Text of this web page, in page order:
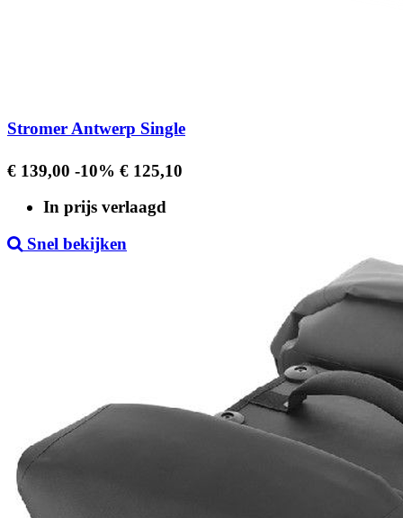
Stromer Antwerp Single
Regular
€ 139,00 -10% Prijs
€ 125,10
In prijs verlaagd
Snel bekijken